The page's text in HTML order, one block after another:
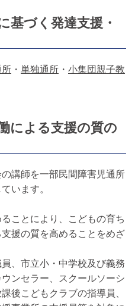
基づく発達支援・
所 ・ 単独通所 ・ 小集団親子教
による支援の質の
講師を一部民間障害児通所
います。
ことにより、こどもの育ち
援の質を高めることをめざ
、市立小・中学校及び義務
ンセラー、スクールソーシ
後こどもクラブの指導員、